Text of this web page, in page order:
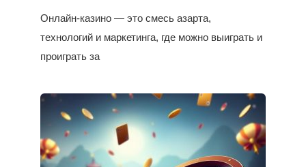
Онлайн-казино — это смесь азарта,
технологий и маркетинга, где можно выиграть и
проиграть за